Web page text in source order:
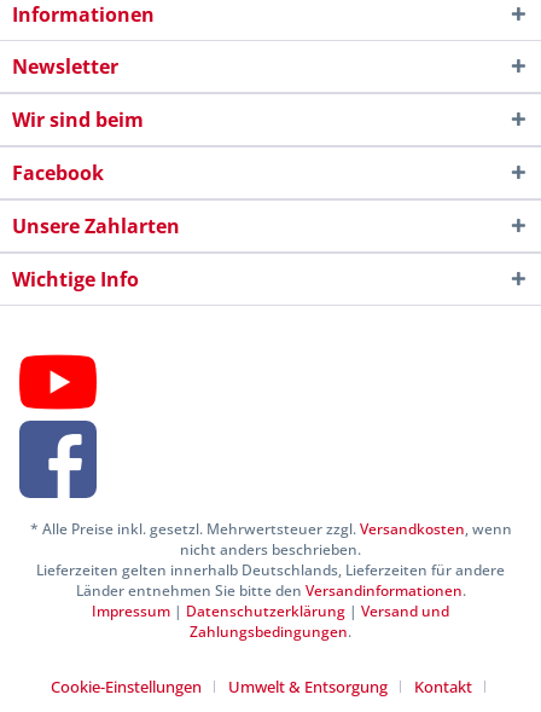
Informationen
Newsletter
Wir sind beim
Facebook
Unsere Zahlarten
Wichtige Info
* Alle Preise inkl. gesetzl. Mehrwertsteuer zzgl.Versandkosten, wenn
nicht anders beschrieben.
Lieferzeiten gelten innerhalb Deutschlands, Lieferzeiten für andere
Länder entnehmen Sie bitte den Versandinformationen.
Impressum | Datenschutzerklärung | Versand und
Zahlungsbedingungen.
Cookie-Einstellungen Umwelt & Entsorgung Kontakt